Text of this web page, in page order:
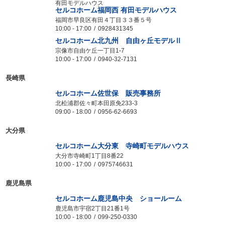
セルコホーム博多 太宰府市 向佐野モデルハウス
太宰府市向佐野4丁目1-15
10:00-17:00
092-406-1113
セルコホーム福岡西 有田モデルハウス
福岡市早良区有田４丁目３３番５号
10:00 - 17:00 0928431345
10:00- 17:00 0940-32-7131
09:00- 18:00 0956-62-6693
10:00- 17:00 0975746631